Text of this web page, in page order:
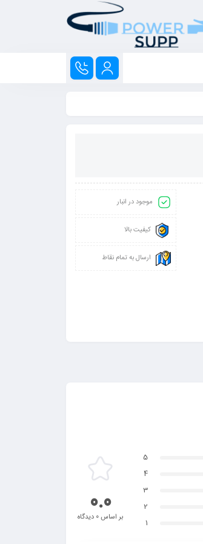
موجود در انبار
کیفیت بالا
ارسال به تمام نقاط
5
4
3
2
1
0.0بر اساس 0 دیدگاه